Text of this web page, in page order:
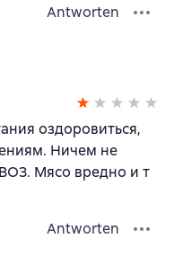
Antworten
оздоровиться,
Ничем не
Мясо вредно и т
Antworten